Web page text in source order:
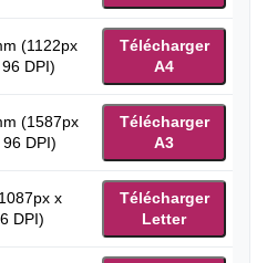
(1122px
DPI)
Télécharger
A4
(1587px
DPI)
Télécharger
A3
x
DPI)
Télécharger
Letter